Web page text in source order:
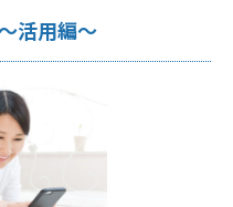
活用編～